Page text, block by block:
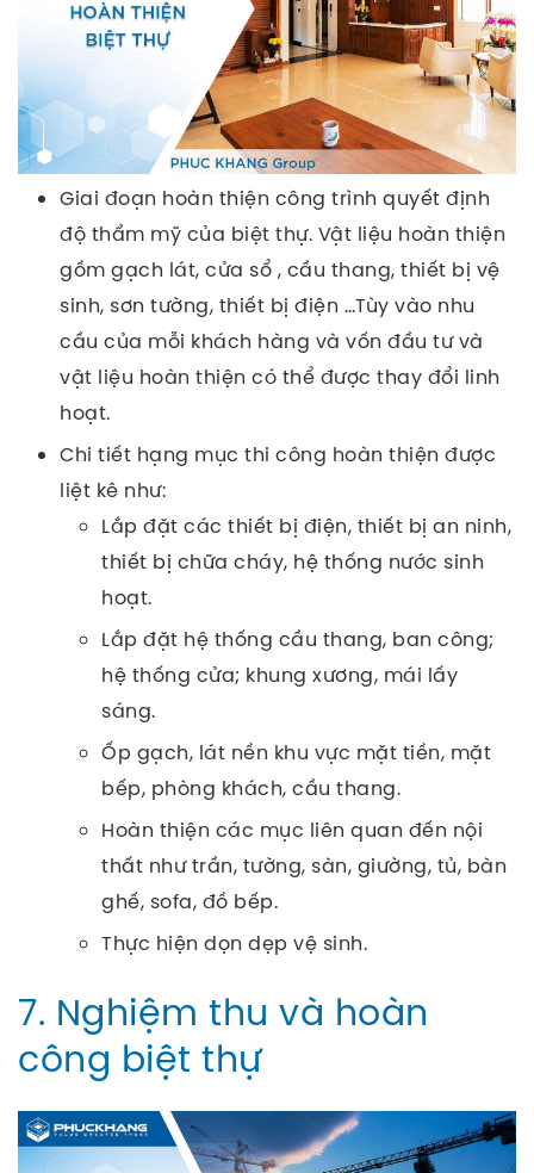
Giai đoạn hoàn thiện công trình quyết định
độ thẩm mỹ của biệt thự. Vật liệu hoàn thiện
gồm gạch lát, cửa sổ , cầu thang, thiết bị vệ
sinh, sơn tường, thiết bị điện …Tùy vào nhu
cầu của mỗi khách hàng và vốn đầu tư và
vật liệu hoàn thiện có thể được thay đổi linh
hoạt.
Chi tiết hạng mục thi công hoàn thiện được
liệt kê như:
Lắp đặt các thiết bị điện, thiết bị an ninh,
thiết bị chữa cháy, hệ thống nước sinh
hoạt.
Lắp đặt hệ thống cầu thang, ban công;
hệ thống cửa; khung xương, mái lấy
sáng.
Ốp gạch, lát nền khu vực mặt tiền, mặt
bếp, phòng khách, cầu thang.
Hoàn thiện các mục liên quan đến nội
thất như trần, tường, sàn, giường, tủ, bàn
ghế, sofa, đồ bếp.
Thực hiện dọn dẹp vệ sinh.
7. Nghiệm thu và hoàn
công biệt thự